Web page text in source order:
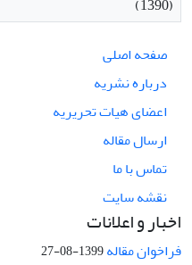
صفحه اصلی
درباره نشریه
اعضای هیات تحریریه
ارسال مقاله
تماس با ما
نقشه سایت
اخبار و اعلانات
فراخوان مقاله1399-08-27